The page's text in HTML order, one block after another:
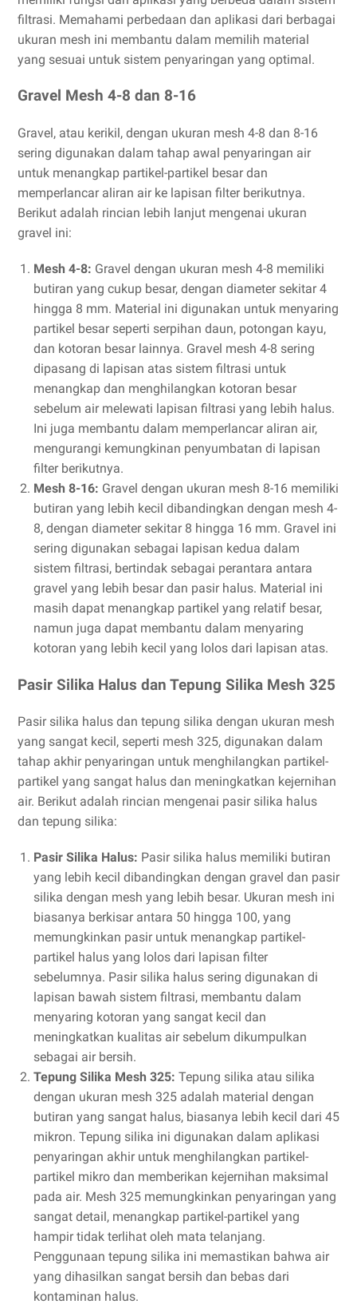
filtrasi. Memahami perbedaan dan aplikasi dari berbagai
ukuran mesh ini membantu dalam memilih material
yang sesuai untuk sistem penyaringan yang optimal.
Gravel Mesh 4-8 dan 8-16
Gravel, atau kerikil, dengan ukuran mesh 4-8 dan 8-16
sering digunakan dalam tahap awal penyaringan air
untuk menangkap partikel-partikel besar dan
memperlancar aliran air ke lapisan filter berikutnya.
Berikut adalah rincian lebih lanjut mengenai ukuran
gravel ini:
Mesh 4-8: Gravel dengan ukuran mesh 4-8 memiliki
butiran yang cukup besar, dengan diameter sekitar 4
hingga 8 mm. Material ini digunakan untuk menyaring
partikel besar seperti serpihan daun, potongan kayu,
dan kotoran besar lainnya. Gravel mesh 4-8 sering
dipasang di lapisan atas sistem filtrasi untuk
menangkap dan menghilangkan kotoran besar
sebelum air melewati lapisan filtrasi yang lebih halus.
Ini juga membantu dalam memperlancar aliran air,
mengurangi kemungkinan penyumbatan di lapisan
filter berikutnya.
Mesh 8-16: Gravel dengan ukuran mesh 8-16 memiliki
butiran yang lebih kecil dibandingkan dengan mesh 4-
8, dengan diameter sekitar 8 hingga 16 mm. Gravel ini
sering digunakan sebagai lapisan kedua dalam
sistem filtrasi, bertindak sebagai perantara antara
gravel yang lebih besar dan pasir halus. Material ini
masih dapat menangkap partikel yang relatif besar,
namun juga dapat membantu dalam menyaring
kotoran yang lebih kecil yang lolos dari lapisan atas.
Pasir Silika Halus dan Tepung Silika Mesh 325
Pasir silika halus dan tepung silika dengan ukuran mesh
yang sangat kecil, seperti mesh 325, digunakan dalam
tahap akhir penyaringan untuk menghilangkan partikel-
partikel yang sangat halus dan meningkatkan kejernihan
air. Berikut adalah rincian mengenai pasir silika halus
dan tepung silika:
Pasir Silika Halus: Pasir silika halus memiliki butiran
yang lebih kecil dibandingkan dengan gravel dan pasir
silika dengan mesh yang lebih besar. Ukuran mesh ini
biasanya berkisar antara 50 hingga 100, yang
memungkinkan pasir untuk menangkap partikel-
partikel halus yang lolos dari lapisan filter
sebelumnya. Pasir silika halus sering digunakan di
lapisan bawah sistem filtrasi, membantu dalam
menyaring kotoran yang sangat kecil dan
meningkatkan kualitas air sebelum dikumpulkan
sebagai air bersih.
Tepung Silika Mesh 325: Tepung silika atau silika
dengan ukuran mesh 325 adalah material dengan
butiran yang sangat halus, biasanya lebih kecil dari 45
mikron. Tepung silika ini digunakan dalam aplikasi
penyaringan akhir untuk menghilangkan partikel-
partikel mikro dan memberikan kejernihan maksimal
pada air. Mesh 325 memungkinkan penyaringan yang
sangat detail, menangkap partikel-partikel yang
hampir tidak terlihat oleh mata telanjang.
Penggunaan tepung silika ini memastikan bahwa air
yang dihasilkan sangat bersih dan bebas dari
kontaminan halus.